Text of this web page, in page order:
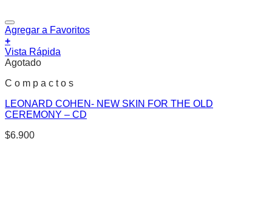
Agregar a Favoritos
+
Vista Rápida
Agotado
C o m p a c t o s
LEONARD COHEN- NEW SKIN FOR THE OLD
CEREMONY – CD
$6.900